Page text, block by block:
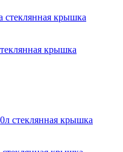
крышка